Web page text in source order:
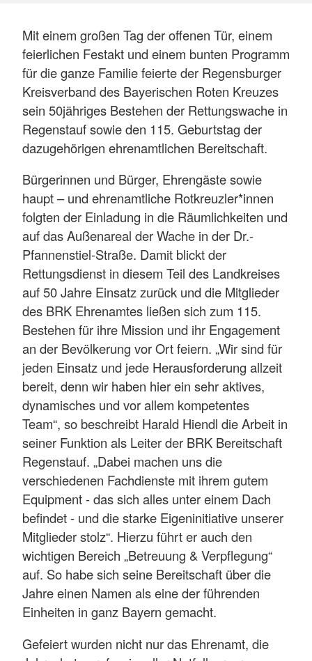
Mit einem großen Tag der offenen Tür, einem
feierlichen Festakt und einem bunten Programm
für die ganze Familie feierte der Regensburger
Kreisverband des Bayerischen Roten Kreuzes
sein 50jähriges Bestehen der Rettungswache in
Regenstauf sowie den 115. Geburtstag der
dazugehörigen ehrenamtlichen Bereitschaft.
Bürgerinnen und Bürger, Ehrengäste sowie
haupt – und ehrenamtliche Rotkreuzler*innen
folgten der Einladung in die Räumlichkeiten und
auf das Außenareal der Wache in der Dr.-
Pfannenstiel-Straße. Damit blickt der
Rettungsdienst in diesem Teil des Landkreises
auf 50 Jahre Einsatz zurück und die Mitglieder
des BRK Ehrenamtes ließen sich zum 115.
Bestehen für ihre Mission und ihr Engagement
an der Bevölkerung vor Ort feiern. „Wir sind für
jeden Einsatz und jede Herausforderung allzeit
bereit, denn wir haben hier ein sehr aktives,
dynamisches und vor allem kompetentes
Team“, so beschreibt Harald Hiendl die Arbeit in
seiner Funktion als Leiter der BRK Bereitschaft
Regenstauf. „Dabei machen uns die
verschiedenen Fachdienste mit ihrem gutem
Equipment - das sich alles unter einem Dach
befindet - und die starke Eigeninitiative unserer
Mitglieder stolz“. Hierzu führt er auch den
wichtigen Bereich „Betreuung & Verpflegung“
auf. So habe sich seine Bereitschaft über die
Jahre einen Namen als eine der führenden
Einheiten in ganz Bayern gemacht.
Gefeiert wurden nicht nur das Ehrenamt, die